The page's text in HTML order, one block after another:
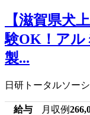
【滋賀県犬
験OK！アル
製...
日研トータルソー
給与 月収例